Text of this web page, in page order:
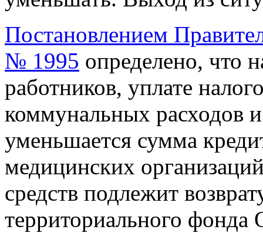
Постановлением
№ 1995 определено, что
работников, уплате
коммунальных расходов
уменьшается сумма
медицинских
средств подлежит
территориального